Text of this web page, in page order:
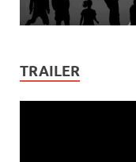
TRAILER